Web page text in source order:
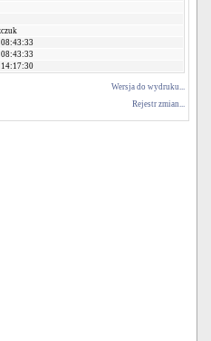
Wersja do wydruku...
Rejestr zmian...